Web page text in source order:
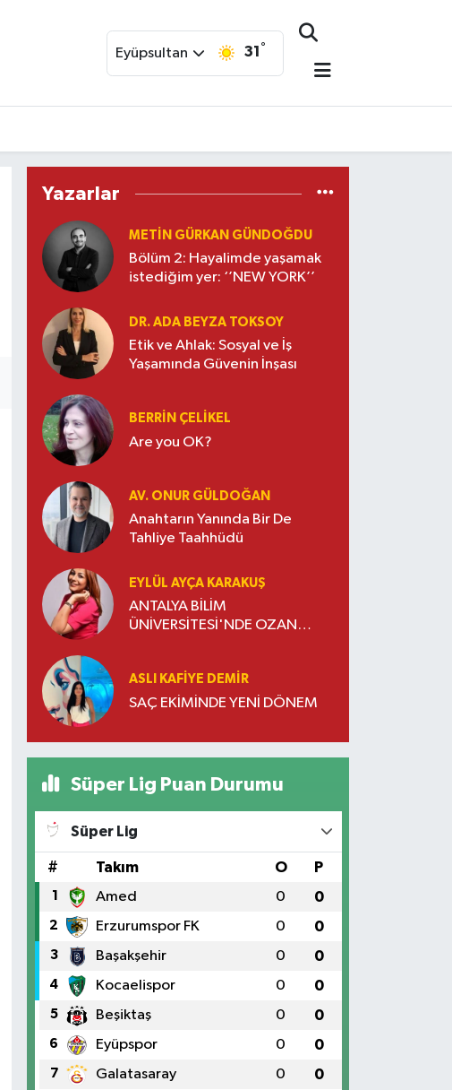
Eyüpsultan 31 °
Yazarlar
METIN GÜRKAN GÜNDOĞDU
Bölüm 2: Hayalimde yaşamak
istediğim yer: ‘’NEW YORK’’
DR. ADA BEYZA TOKSOY
Etik ve Ahlak: Sosyal ve İş
Yaşamında Güvenin İnşası
BERRIN ÇELIKEL
Are you OK?
AV. ONUR GÜLDOĞAN
Anahtarın Yanında Bir De
Tahliye Taahhüdü
EYLÜL AYÇA KARAKUŞ
ANTALYA BİLİM
ÜNİVERSİTESİ'NDE OZAN
ASLI KAFIYE DEMIR
SAÇ EKİMİNDE YENİ DÖNEM
Süper Lig Puan Durumu
Süper Lig
# Takım O P
1 Amed 0 0
2 Erzurumspor FK 0 0
3 Başakşehir 0 0
4 Kocaelispor 0 0
5 Beşiktaş 0 0
6 Eyüpspor 0 0
7 Galatasaray 0 0